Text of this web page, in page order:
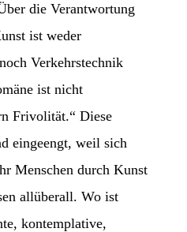
die Verantwortung
ist weder
Verkehrstechnik
ist nicht
Frivolität.“ Diese
eingeengt, weil sich
Menschen durch Kunst
allüberall. Wo ist
kontemplative,